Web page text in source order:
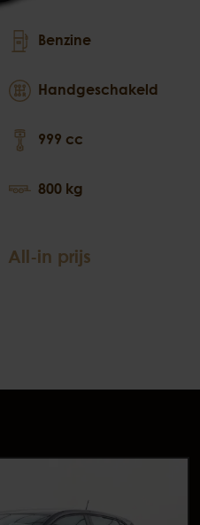
Benzine
Handgeschakeld
999 cc
800 kg
All-in prijs